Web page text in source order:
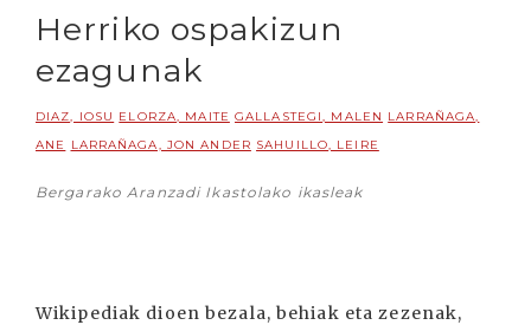
Herriko ospakizun
ezagunak
DIAZ, IOSU ELORZA, MAITE GALLASTEGI, MALEN LARRAÑAGA,
ANE
LARRAÑAGA, JON ANDER SAHUILLO, LEIRE
Bergarako Aranzadi Ikastolako ikasleak
Wikipediak dioen bezala, behiak eta zezenak,